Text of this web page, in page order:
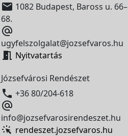
 1082 Budapest, Baross u. 66–
68.

ugyfelszolgalat@jozsefvaros.hu
 Nyitvatartás
Józsefvárosi Rendészet
 +36 80/204-618

info@jozsefvarosirendeszet.hu
rendeszet.jozsefvaros.hu